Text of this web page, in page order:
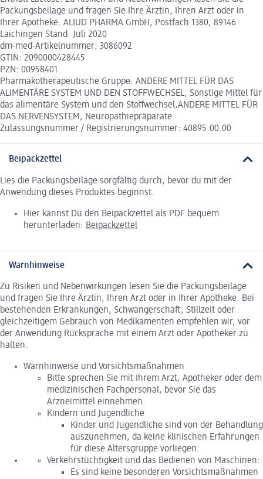
Packungsbeilage und fragen Sie Ihre Ärztin, Ihren Arzt oder in
Ihrer Apotheke. ALIUD PHARMA GmbH, Postfach 1380, 89146
Laichingen Stand: Juli 2020
dm-med-Artikelnummer: 3086092
GTIN: 2090000428445
PZN: 00958401
Pharmakotherapeutische Gruppe: ANDERE MITTEL FÜR DAS
ALIMENTÄRE SYSTEM UND DEN STOFFWECHSEL, Sonstige Mittel für
das alimentäre System und den Stoffwechsel,ANDERE MITTEL FÜR
DAS NERVENSYSTEM, Neuropathiepräparate
Zulassungsnummer / Registrierungsnummer: 40895.00.00
Beipackzettel
Lies die Packungsbeilage sorgfältig durch, bevor du mit der
Anwendung dieses Produktes beginnst.
Hier kannst Du den Beipackzettel als PDF bequem
herunterladen: Beipackzettel
Warnhinweise
Zu Risiken und Nebenwirkungen lesen Sie die Packungsbeilage
und fragen Sie Ihre Ärztin, Ihren Arzt oder in Ihrer Apotheke. Bei
bestehenden Erkrankungen, Schwangerschaft, Stillzeit oder
gleichzeitigem Gebrauch von Medikamenten empfehlen wir, vor
der Anwendung Rücksprache mit einem Arzt oder Apotheker zu
halten.
Warnhinweise und Vorsichtsmaßnahmen
Bitte sprechen Sie mit Ihrem Arzt, Apotheker oder dem
medizinischen Fachpersonal, bevor Sie das
Arzneimittel einnehmen.
Kindern und Jugendliche
Kinder und Jugendliche sind von der Behandlung
auszunehmen, da keine klinischen Erfahrungen
für diese Altersgruppe vorliegen.
Verkehrstüchtigkeit und das Bedienen von Maschinen:
Es sind keine besonderen Vorsichtsmaßnahmen